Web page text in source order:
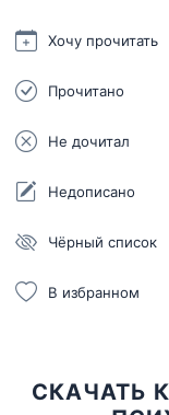
Хочу прочитать
Прочитано
Не дочитал
Недописано
Чёрный список
В избранном
СКАЧАТЬ